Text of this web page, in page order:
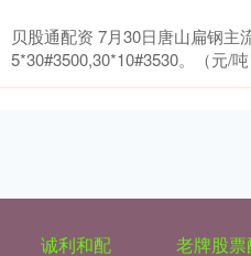
贝股通配资 7月30日唐山扁钢主
5*30#3500,30*10#3530。（元/吨
诚利和配 老牌股